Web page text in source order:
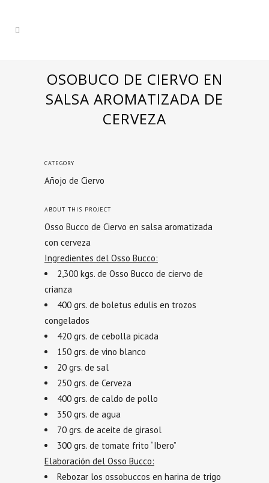
OSOBUCO DE CIERVO EN
SALSA AROMATIZADA DE
CERVEZA
CATEGORY
Añojo de Ciervo
ABOUT THIS PROJECT
Osso Bucco de Ciervo en salsa aromatizada
con cerveza
Ingredientes del Osso Bucco:
2,300 kgs. de Osso Bucco de ciervo de
crianza
400 grs. de boletus edulis en trozos
congelados
420 grs. de cebolla picada
150 grs. de vino blanco
20 grs. de sal
250 grs. de Cerveza
400 grs. de caldo de pollo
350 grs. de agua
70 grs. de aceite de girasol
300 grs. de tomate frito “Ibero”
Elaboración del Osso Bucco:
Rebozar los ossobuccos en harina de trigo